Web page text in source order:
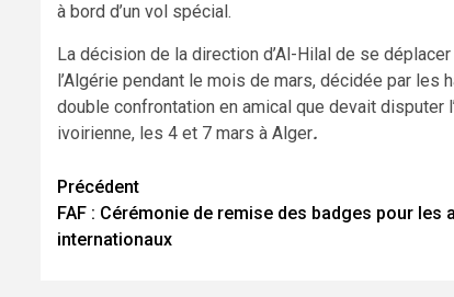
à bord d’un vol spécial.
La décision de la direction d’Al-Hilal de se
l’Algérie pendant le mois de mars, décidée par les
double confrontation en amical que devait disputer
ivoirienne, les 4 et 7 mars à Alger.
Navigation
d’article
Précédent
FAF : Cérémonie de remise des badges pour les
internationaux